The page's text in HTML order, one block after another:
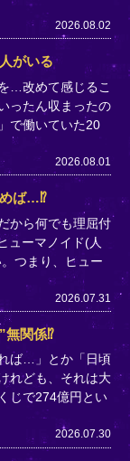
2026.08.02
がいる
…改めて感じるこ
ったん収まったの
で働いていた20
2026.08.01
めば…⁉
から何でも理屈付
ューマノイド(人
つまり、ヒュー
2026.07.31
無関係⁉
ば…」とか「日頃
れども、それは大
じで274億円とい
2026.07.30